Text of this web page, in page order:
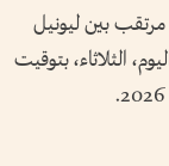
بين ليونيل
الثلاثاء، بتوقيت